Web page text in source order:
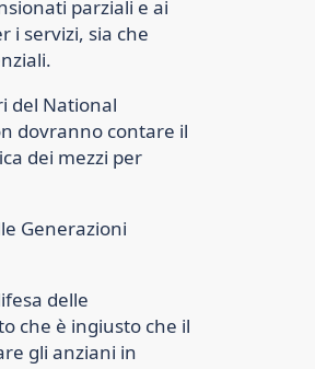
parziali e ai
i servizi, sia che
del National
dovranno contare il
dei mezzi per
Generazioni
delle
che è ingiusto che il
gli anziani in